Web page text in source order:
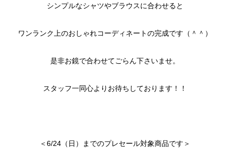
シンプルなシャツやブラウスに合わせると
ワンランク上のおしゃれコーディネートの完成です（＾＾）
是非お鏡で合わせてごらん下さいませ。
スタッフ一同心よりお待ちしております！！
＜6/24（日）までのプレセール対象商品です＞